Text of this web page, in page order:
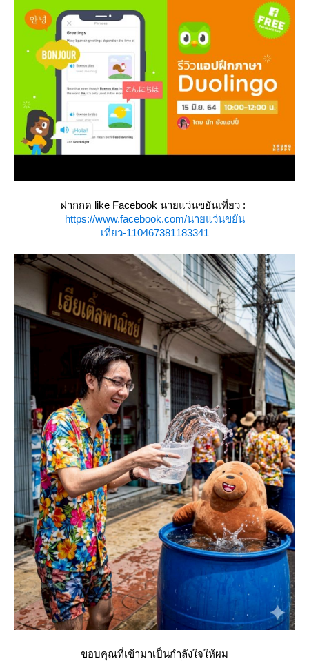
ฝากกด like Facebook นายแว่นขยันเที่ยว :
https://www.facebook.com/นายแว่นขยัน
เที่ยว-110467381183341
ขอบคุณที่เข้ามาเป็นกำลังใจให้ผม